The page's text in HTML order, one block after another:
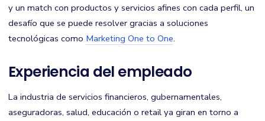
y un match con productos y servicios afines con cada perfil, un
desafío que se puede resolver gracias a soluciones
tecnológicas como Marketing One to One.
Experiencia del empleado
La industria de servicios financieros, gubernamentales,
aseguradoras, salud, educación o retail ya giran en torno a